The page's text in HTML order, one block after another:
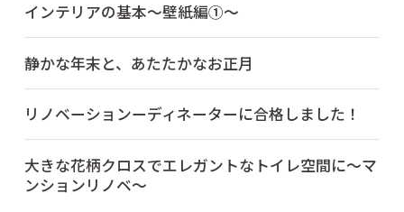
インテリアの基本～壁紙編①～
静かな年末と、あたたかなお正月
リノベーションーディネーターに合格しました！
大きな花柄クロスでエレガントなトイレ空間に～マ
ンションリノベ～